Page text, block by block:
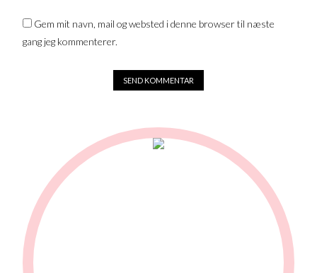
Gem mit navn, mail og websted i denne browser til næste
gang jeg kommenterer.